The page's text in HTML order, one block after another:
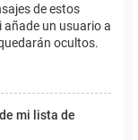
de estos
añade un usuario a
ocultos.
mi lista de